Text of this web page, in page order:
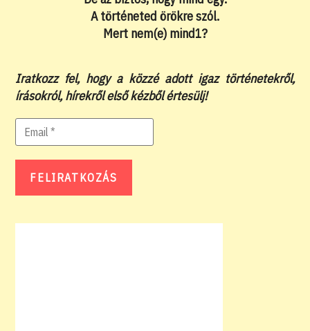
A történeted örökre szól.
Mert nem(e) mind1?
Iratkozz fel, hogy a közzé adott igaz történetekről,
írásokról, hírekről első kézből értesülj!